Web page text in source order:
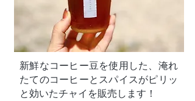
新鮮なコーヒー豆を使用した、淹れ
たてのコーヒーとスパイスがピリッ
と効いたチャイを販売します！